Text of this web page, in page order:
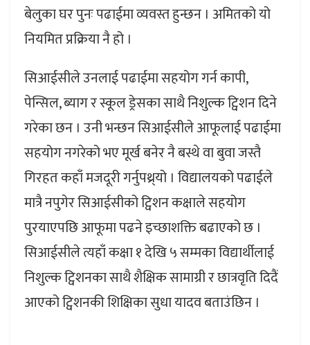
बेलुका घर पुनः पढाईमा व्यवस्त हुन्छन । अमितको यो
नियमित प्रक्रिया नै हो ।
सिआईसीले उनलाई पढाईमा सहयोग गर्न कापी,
पेन्सिल, ब्याग र स्कूल ड्रेसका साथै निशुल्क ट्विशन दिने
गरेका छन । उनी भन्छन सिआईसीले आफूलाई पढाईमा
सहयोग नगरेको भए मूर्ख बनेर नै बस्थे वा बुवा जस्तै
गिरहत कहाँ मजदूरी गर्नुपथ्र्यो । विद्यालयको पढाईले
मात्रै नपुगेर सिआईसीको ट्विशन कक्षाले सहयोग
पुरयाएपछि आफूमा पढने इच्छाशक्ति बढाएको छ ।
सिआईसीले त्यहाँ कक्षा १ देखि ५ सम्मका विद्यार्थीलाई
निशुल्क ट्विशनका साथै शैक्षिक सामाग्री र छात्रवृति दिदैं
आएको ट्विशनकी शिक्षिका सुधा यादव बताउंछिन ।